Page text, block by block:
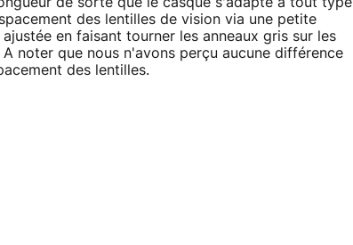
des lentilles de vision via une petite
en faisant tourner les anneaux gris sur les
noter que nous n'avons perçu aucune différence
des lentilles.